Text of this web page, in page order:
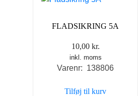
FLADSIKRING 5A
10,00 kr.
inkl. moms
Varenr: 138806
Tilføj til kurv